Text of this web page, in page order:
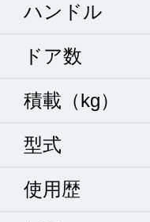
ハンドル
ドア数
積載（kg）
型式
使用歴